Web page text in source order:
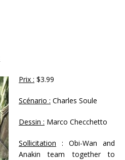
Prix : $3.99
Scénario : Charles Soule
Dessin : Marco Checchetto
Sollicitation : Obi-Wan and
Anakin team together to